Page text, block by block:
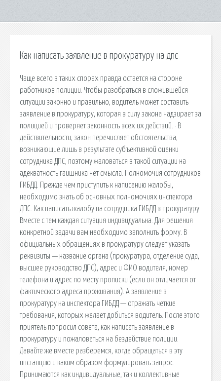
Как написать заявление в прокуратуру на дпс
Чаще всего в таких спорах правда остается на стороне
работников полиции. Чтобы разобраться в сложившейся
ситуации законно и правильно, водитель может составить
заявление в прокуратуру, которая в силу закона надзирает за
полицией и проверяет законность всех их действий. · В
действительности, закон перечисляет обстоятельства,
возникающие лишь в результате субъективной оценки
сотрудника ДПС, поэтому жаловаться в такой ситуации на
адекватность гаишника нет смысла. Полномочия сотрудников
ГИБДД. Прежде чем приступить к написанию жалобы,
необходимо знать об основных полномочиях инспектора
ДПС. Как написать жалобу на сотрудника ГИБДД в прокуратуру
Вместе с тем каждая ситуация индивидуальна. Для решения
конкретной задачи вам необходимо заполнить форму. В
официальных обращениях в прокуратуру следует указать
реквизиты — название органа (прокуратура, отделение суда,
высшее руководство ДПС), адрес и ФИО водителя, номер
телефона и адрес по месту прописки (если он отличается от
фактического адреса проживания). А заявление в
прокуратуру на инспектора ГИБДД — отражать четкие
требования, которых желает добиться водитель. После этого
приятель попросил совета, как написать заявление в
прокуратуру и пожаловаться на бездействие полиции.
Давайте же вместе разберемся, когда обращаться в эту
инстанцию и каким образом формулировать запрос.
Принимаются как индивидуальные, так и коллективные